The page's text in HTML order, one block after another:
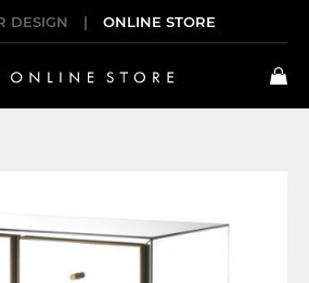
DESIGN | ONLINE STORE